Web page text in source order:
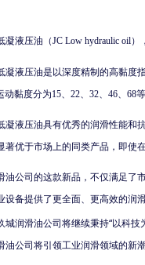
凝液压油（JC Low hydraulic oil
凝液压油是以深度精制的高黏度
动黏度分为15、22、32、46、68
凝液压油具有优秀的润滑性能和
著优于市场上的同类产品，即使
油公司的这款新品，不仅满足了
设备提供了更全面、更高效的润滑
城润滑油公司将继续秉持“以科技
油公司将引领工业润滑领域的新潮